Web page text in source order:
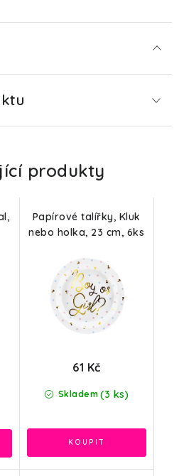
produkty
Papírové talířky, Kluk
nebo holka, 23 cm, 6ks
Skladem (3 ks)
61 Kč